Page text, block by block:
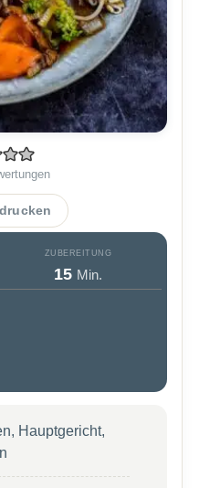
ZUBEREITUNG
15Minuten
Min.
Hauptgericht,